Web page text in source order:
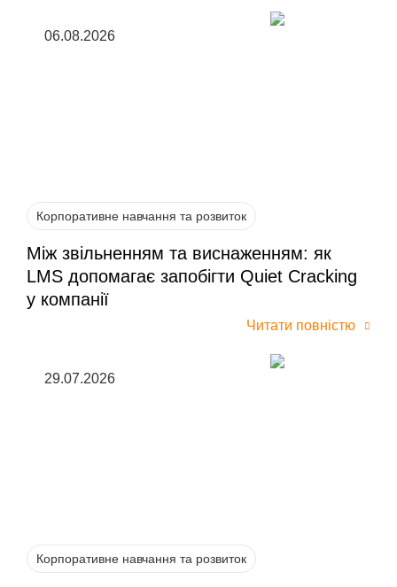
06.08.2026
Корпоративне навчання та розвиток
Між звільненням та виснаженням: як
LMS допомагає запобігти Quiet Cracking
у компанії
Читати повністю
29.07.2026
Корпоративне навчання та розвиток